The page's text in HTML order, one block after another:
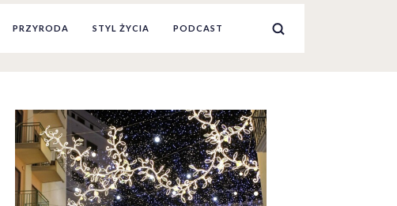
PRZYRODA STYL ŻYCIA PODCAST